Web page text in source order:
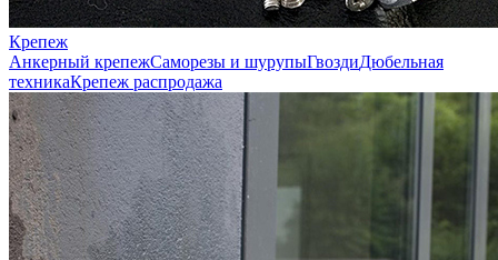
Крепеж
Анкерный крепежСаморезы и шурупыГвоздиДюбельная
техникаКрепеж распродажа